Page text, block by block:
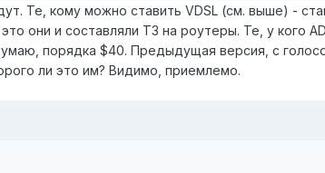
Те, кому можно ставить VDSL (см. выше) -
они и составляли ТЗ на роутеры. Те, у кого
порядка $40. Предыдущая версия, с
ли это им? Видимо, приемлемо.